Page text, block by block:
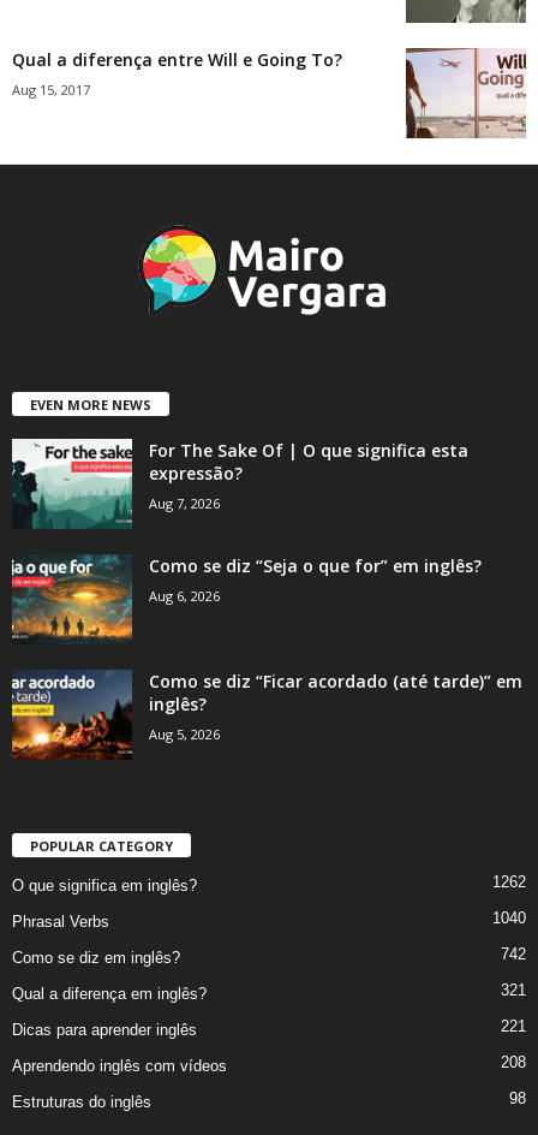
Qual a diferença entre Will e Going To?
Aug 15, 2017
EVEN MORE NEWS
For The Sake Of | O que significa esta
expressão?
Aug 7, 2026
Como se diz “Seja o que for” em inglês?
Aug 6, 2026
Como se diz “Ficar acordado (até tarde)” em
inglês?
Aug 5, 2026
POPULAR CATEGORY
O que significa em inglês? 1262
Phrasal Verbs 1040
Como se diz em inglês? 742
Qual a diferença em inglês? 321
Dicas para aprender inglês 221
Aprendendo inglês com vídeos 208
Estruturas do inglês 98